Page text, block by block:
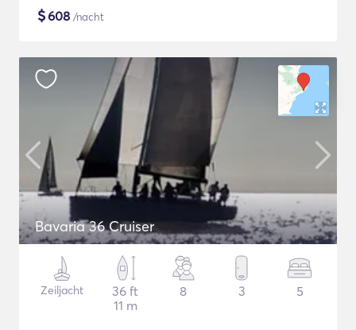
$608 /nacht
Bavaria 36 Cruiser
Zeiljacht
36 ft
11 m
8 3 5